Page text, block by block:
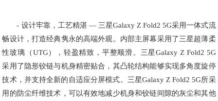
- 设计牢靠，工艺精湛 — 三星Galaxy Z Fold2 5G采用一体式流
畅设计，打造经典隽永的高端外观。内部主屏幕采用了三星超薄柔
性玻璃（UTG），轻盈精致，平整顺滑。三星Galaxy Z Fold2 5G
采用了隐形铰链与机身精密贴合，其凸轮结构能够实现多角度旋停
技术，并支持全新的自适应分屏模式。三星Galaxy Z Fold2 5G所采
用的防尘纤维技术，可以有效地减少机身和铰链间隙的灰尘和其他